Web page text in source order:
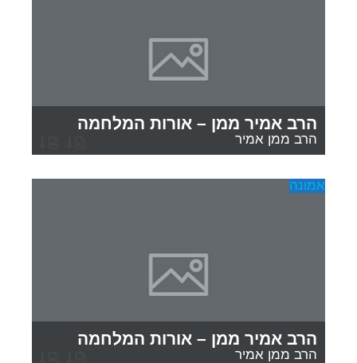
הרב אמיר ממן – אורות המלחמה
הרב ממן אמיר
אמונה
הרב אמיר ממן – אורות המלחמה
הרב ממן אמיר